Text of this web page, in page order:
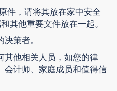
件，请将其放在家中安全
其他重要文件放在一起。
策者。
其他相关人员，如您的律
会计师、家庭成员和值得信